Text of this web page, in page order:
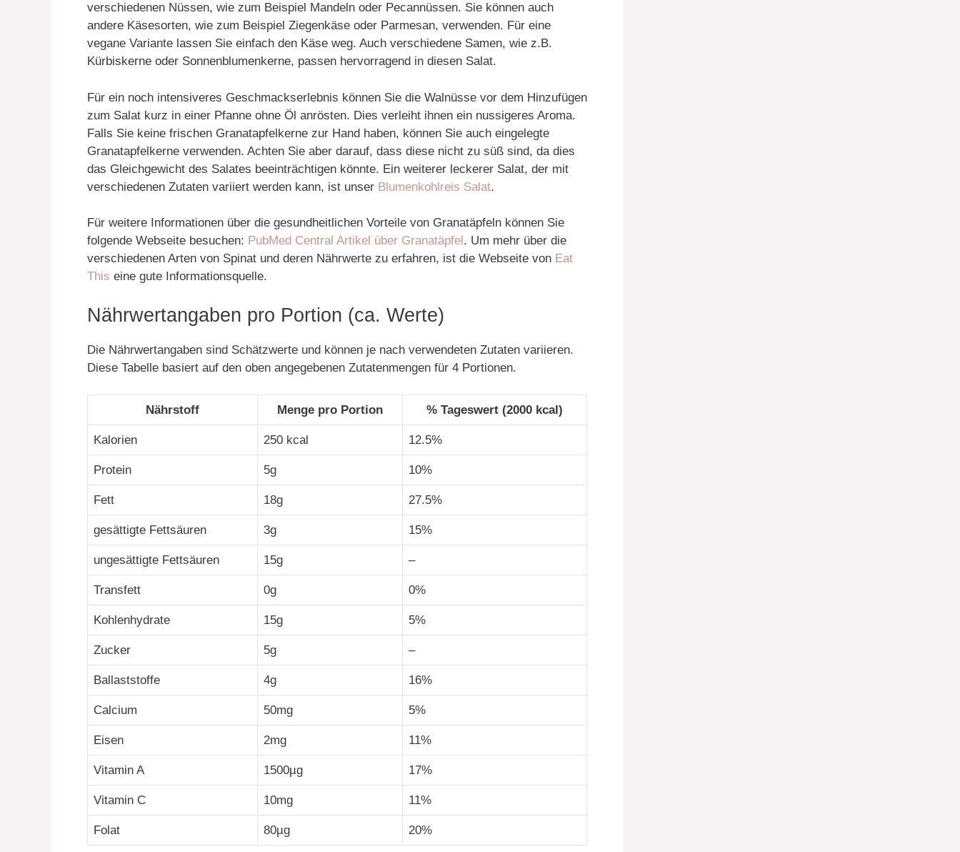
verschiedenen Nüssen, wie zum Beispiel Mandeln oder Pecannüssen. Sie können auch
andere Käsesorten, wie zum Beispiel Ziegenkäse oder Parmesan, verwenden. Für eine
vegane Variante lassen Sie einfach den Käse weg. Auch verschiedene Samen, wie z.B.
Kürbiskerne oder Sonnenblumenkerne, passen hervorragend in diesen Salat.
Für ein noch intensiveres Geschmackserlebnis können Sie die Walnüsse vor dem Hinzufügen
zum Salat kurz in einer Pfanne ohne Öl anrösten. Dies verleiht ihnen ein nussigeres Aroma.
Falls Sie keine frischen Granatapfelkerne zur Hand haben, können Sie auch eingelegte
Granatapfelkerne verwenden. Achten Sie aber darauf, dass diese nicht zu süß sind, da dies
das Gleichgewicht des Salates beeinträchtigen könnte. Ein weiterer leckerer Salat, der mit
verschiedenen Zutaten variiert werden kann, ist unser Blumenkohlreis Salat.
Für weitere Informationen über die gesundheitlichen Vorteile von Granatäpfeln können Sie
folgende Webseite besuchen: PubMed Central Artikel über Granatäpfel. Um mehr über die
verschiedenen Arten von Spinat und deren Nährwerte zu erfahren, ist die Webseite von Eat
This eine gute Informationsquelle.
Nährwertangaben pro Portion (ca. Werte)
Die Nährwertangaben sind Schätzwerte und können je nach verwendeten Zutaten variieren.
Diese Tabelle basiert auf den oben angegebenen Zutatenmengen für 4 Portionen.
Nährstoff Menge pro Portion % Tageswert (2000 kcal)
Kalorien 250 kcal 12.5%
Protein 5g 10%
Fett 18g 27.5%
gesättigte Fettsäuren 3g 15%
ungesättigte Fettsäuren 15g –
Transfett 0g 0%
Kohlenhydrate 15g 5%
Zucker 5g –
Ballaststoffe 4g 16%
Calcium 50mg 5%
Eisen 2mg 11%
Vitamin A 1500µg 17%
Vitamin C 10mg 11%
Folat 80µg 20%